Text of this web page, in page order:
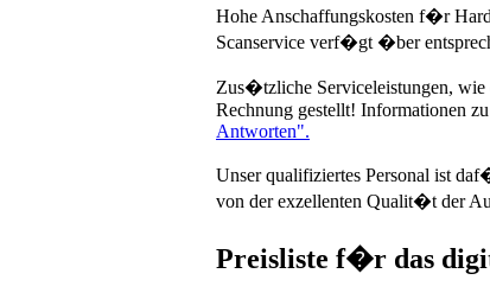
Hohe Anschaffungskosten f�r
Scanservice verf�gt �ber
Zus�tzliche Serviceleistungen, wie
Rechnung gestellt! Informationen
Antworten".
Unser qualifiziertes Personal ist
von der exzellenten Qualit�t der
Preisliste f�r das